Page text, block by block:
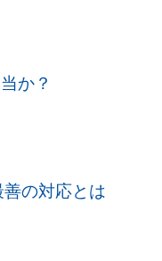
か？
の対応とは